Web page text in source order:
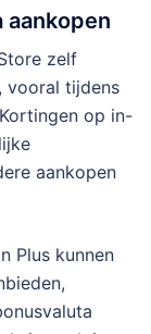
zelf
vooral tijdens
op in-
aankopen
Plus kunnen